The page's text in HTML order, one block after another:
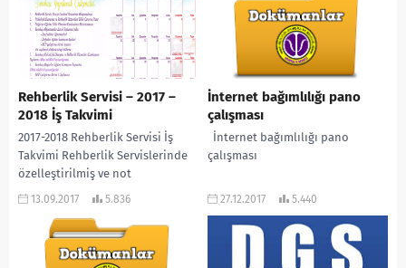
Rehberlik Servisi – 2017 –
2018 İş Takvimi
2017-2018 Rehberlik Servisi İş
Takvimi Rehberlik Servislerinde
özelleştirilmiş ve not
alınabilecek tarzda bir masa
doğmuş ve uzunca...
13.09.2017 5.836
İnternet bağımlılığı pano
çalışması
İnternet bağımlılığı pano
çalışması
27.12.2017 5.440